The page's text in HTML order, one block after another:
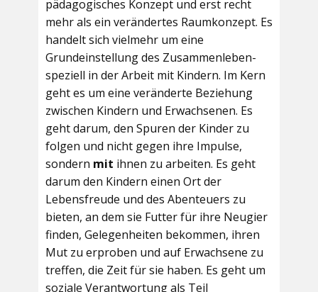
pädagogisches Konzept und erst recht
mehr als ein verändertes Raumkonzept. Es
handelt sich vielmehr um eine
Grundeinstellung des Zusammenleben-
speziell in der Arbeit mit Kindern. Im Kern
geht es um eine veränderte Beziehung
zwischen Kindern und Erwachsenen. Es
geht darum, den Spuren der Kinder zu
folgen und nicht gegen ihre Impulse,
sondern mit ihnen zu arbeiten. Es geht
darum den Kindern einen Ort der
Lebensfreude und des Abenteuers zu
bieten, an dem sie Futter für ihre Neugier
finden, Gelegenheiten bekommen, ihren
Mut zu erproben und auf Erwachsene zu
treffen, die Zeit für sie haben. Es geht um
soziale Verantwortung als Teil